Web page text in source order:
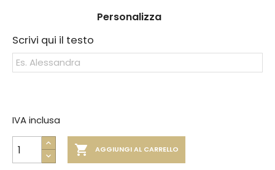
Personalizza
Scrivi qui il testo
 AGGIUNGI AL CARRELLO
IVA inclusa